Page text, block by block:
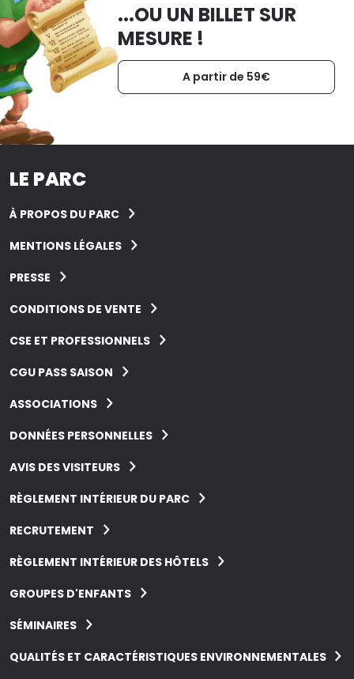
...OU UN BILLET SUR
MESURE !
A partir de 59€
LE PARC
À PROPOS DU PARC
MENTIONS LÉGALES
PRESSE
CONDITIONS DE VENTE
CSE ET PROFESSIONNELS
CGU PASS SAISON
ASSOCIATIONS
DONNÉES PERSONNELLES
AVIS DES VISITEURS
RÈGLEMENT INTÉRIEUR DU PARC
RECRUTEMENT
RÈGLEMENT INTÉRIEUR DES HÔTELS
GROUPES D'ENFANTS
SÉMINAIRES
QUALITÉS ET CARACTÉRISTIQUES ENVIRONNEMENTALES